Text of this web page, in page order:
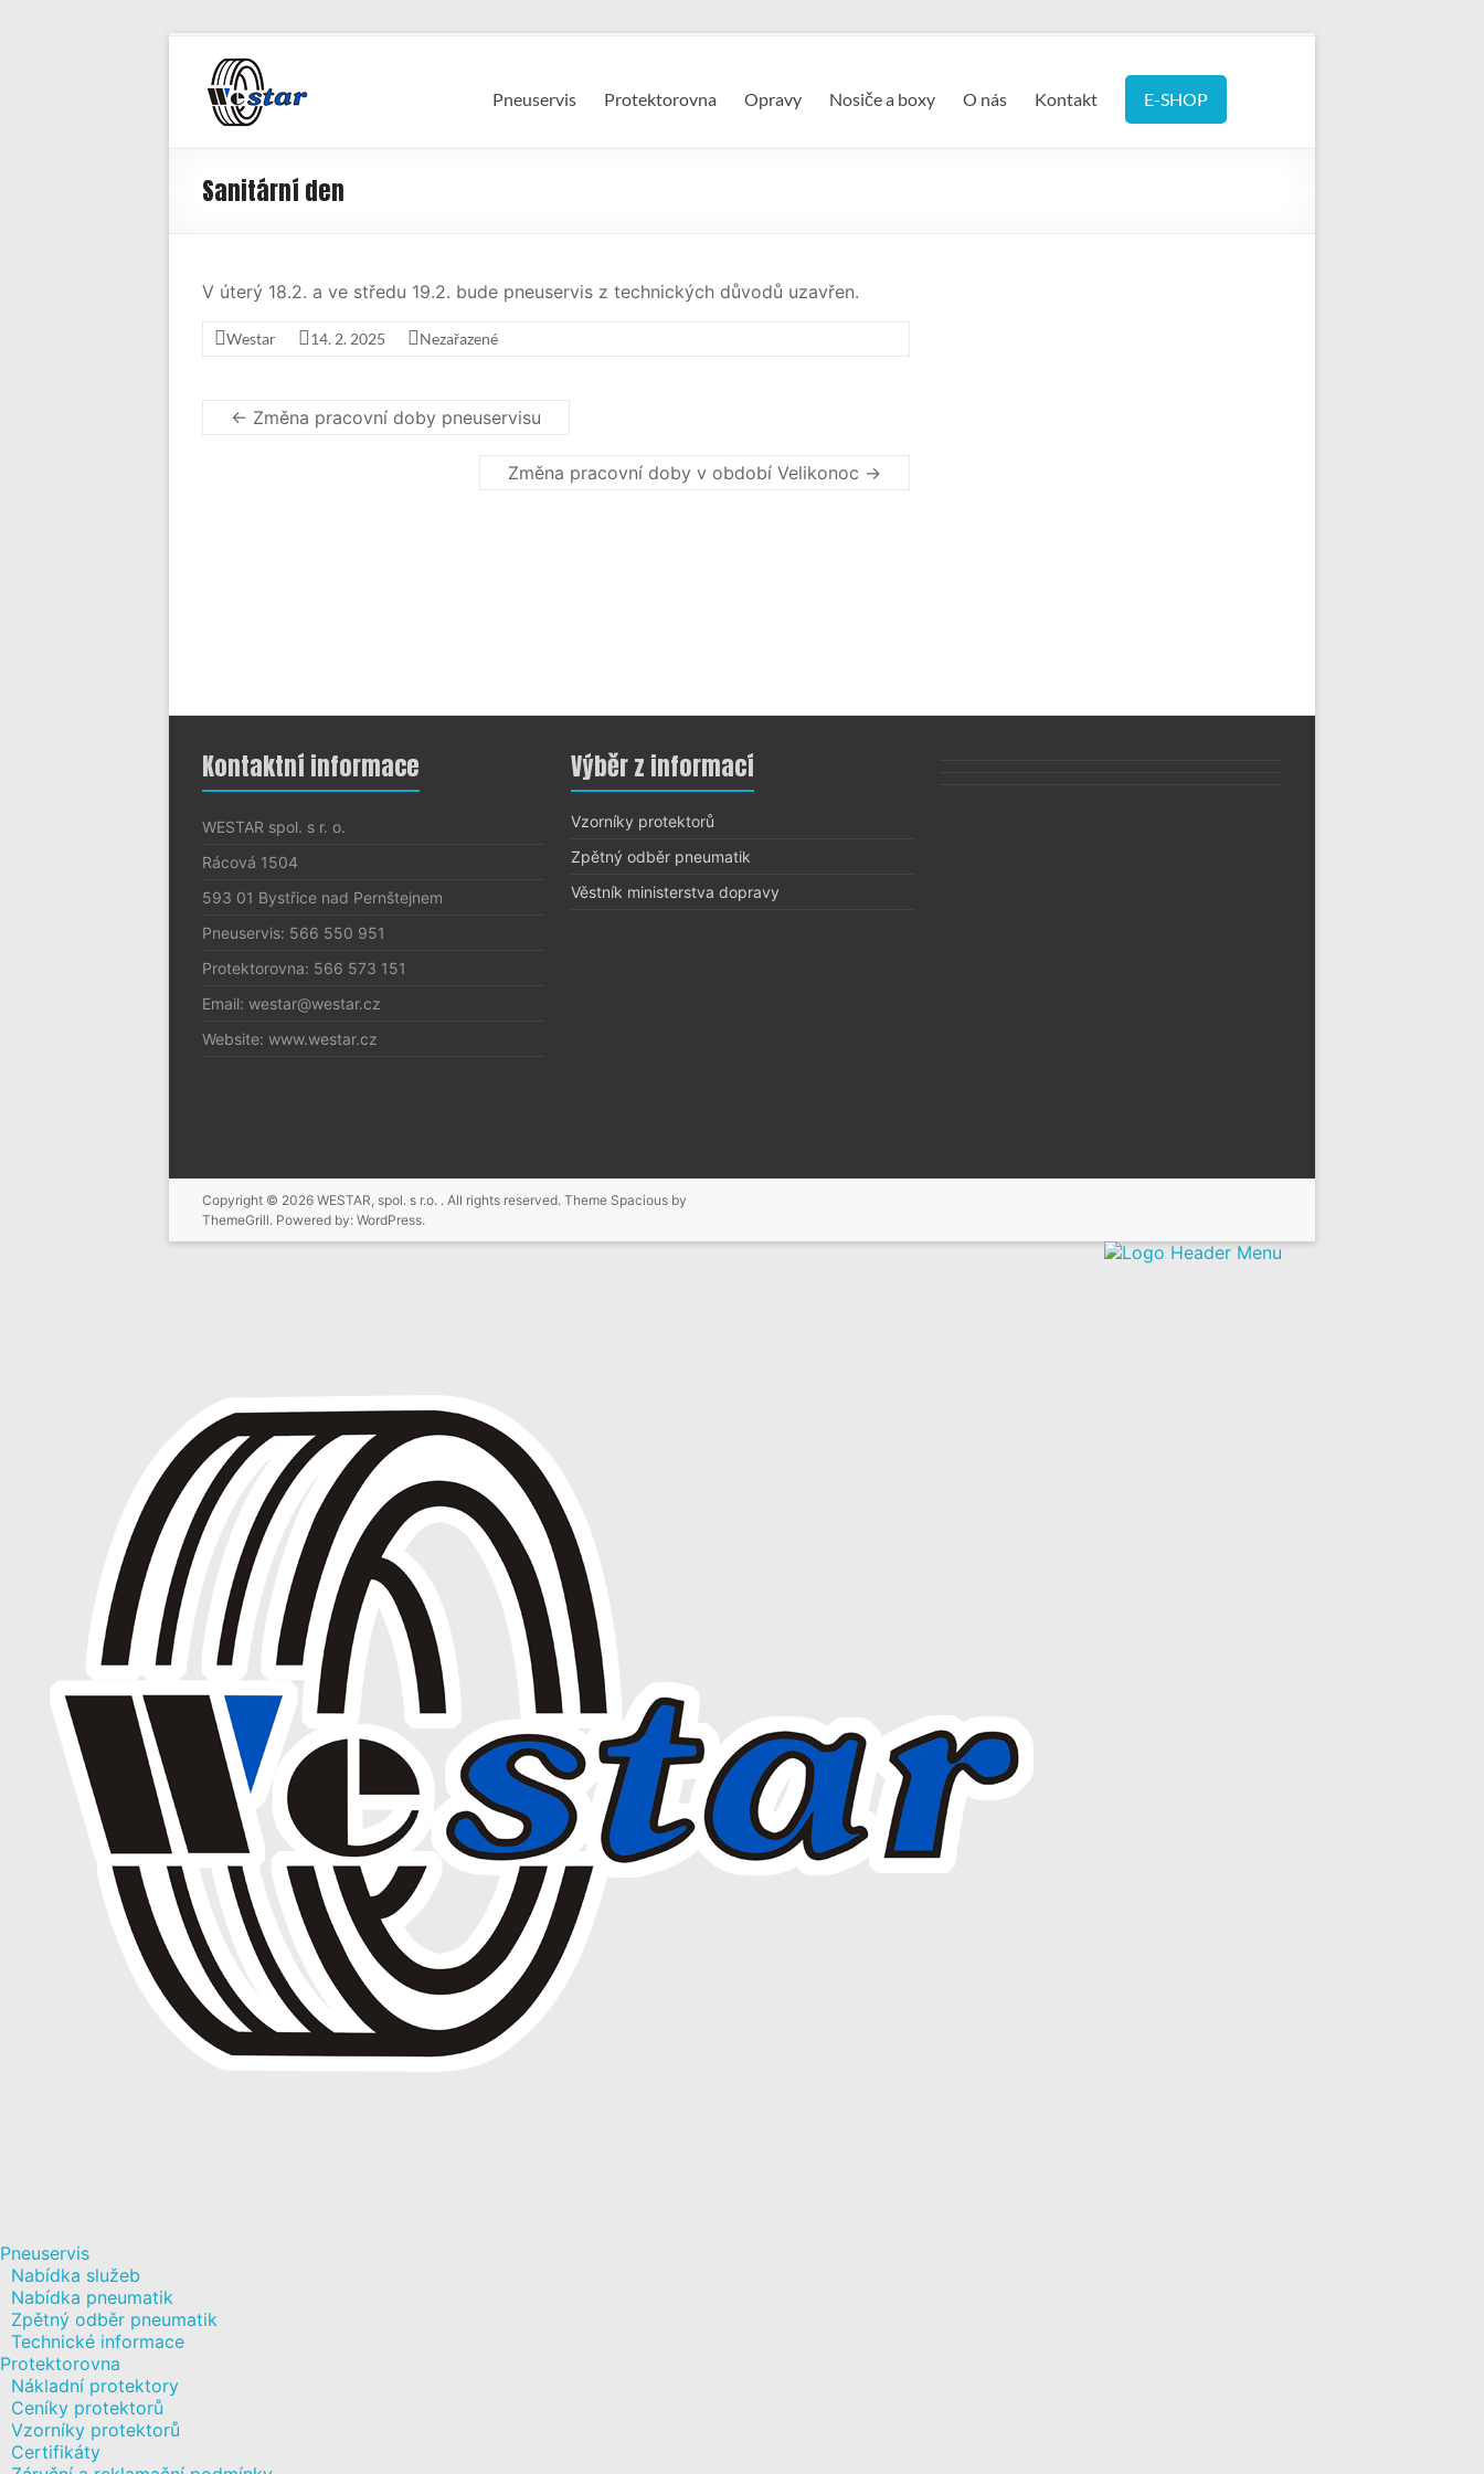
contentWESTAR,
spol.
s
r.o.
a
pneuservis
Pneuservis Protektorovna Opravy Nosiče a boxy O nás Kontakt E-SHOP
Sanitární den
V úterý 18.2. a ve středu 19.2. bude pneuservis z technických důvodů uzavřen.
Westar 14. 2. 2025 Nezařazené
← Změna pracovní doby pneuservisu
Změna pracovní doby v období Velikonoc →
Kontaktní informace
WESTAR spol. s r. o.
Rácová 1504
593 01 Bystřice nad Pernštejnem
Pneuservis: 566 550 951
Protektorovna: 566 573 151
Email: westar@westar.cz
Website: www.westar.cz
Výběr z informací
Vzorníky protektorů
Zpětný odběr pneumatik
Věstník ministerstva dopravy
Copyright © 2026 WESTAR, spol. s r.o. . All rights reserved. Theme Spacious by
ThemeGrill. Powered by: WordPress.
Pneuservis
Nabídka služeb
Nabídka pneumatik
Zpětný odběr pneumatik
Technické informace
Protektorovna
Nákladní protektory
Ceníky protektorů
Vzorníky protektorů
Certifikáty